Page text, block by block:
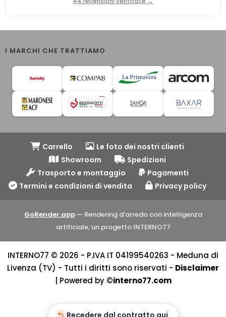
I MARCHI CHE TRATTIAMO
Carrello
Le foto dei nostri clienti
Showroom
Spedizioni
Trasporto e montaggio
Pagamenti
Termini e condizioni di vendita
Privacy policy
GoRender.app— Rendering d’arredo con intelligenza
artificiale, un progetto INTERNO77
INTERNO77 © 2026 - P.IVA IT 04199540263 - Meduna di
Livenza (TV) - Tutti i diritti sono riservati - Disclaimer
| Powered by ©interno77.com
Recedere dal contratto qui